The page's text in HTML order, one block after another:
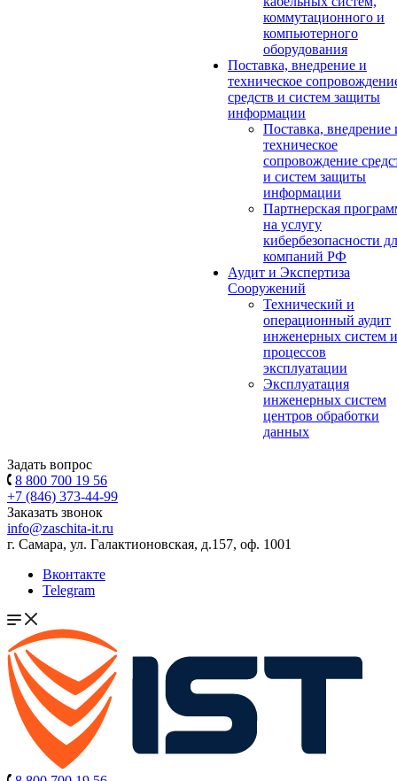
коммутационного и
компьютерного
оборудования
Поставка, внедрение и
техническое
средств и систем защиты
информации
Поставка, внедрение
техническое
сопровождение
и систем защиты
информации
Партнерская
на услугу
кибербезопасности
компаний РФ
Аудит и Экспертиза
Сооружений
Технический и
операционный аудит
инженерных систем и
процессов
эксплуатации
Эксплуатация
инженерных систем
центров обработки
данных
Задать вопрос
8 800 700 19 56
+7 (846) 373-44-99
Заказать звонок
info@zaschita-it.ru
г. Самара, ул. Галактионовская, д.157, оф. 1001
Вконтакте
Telegram